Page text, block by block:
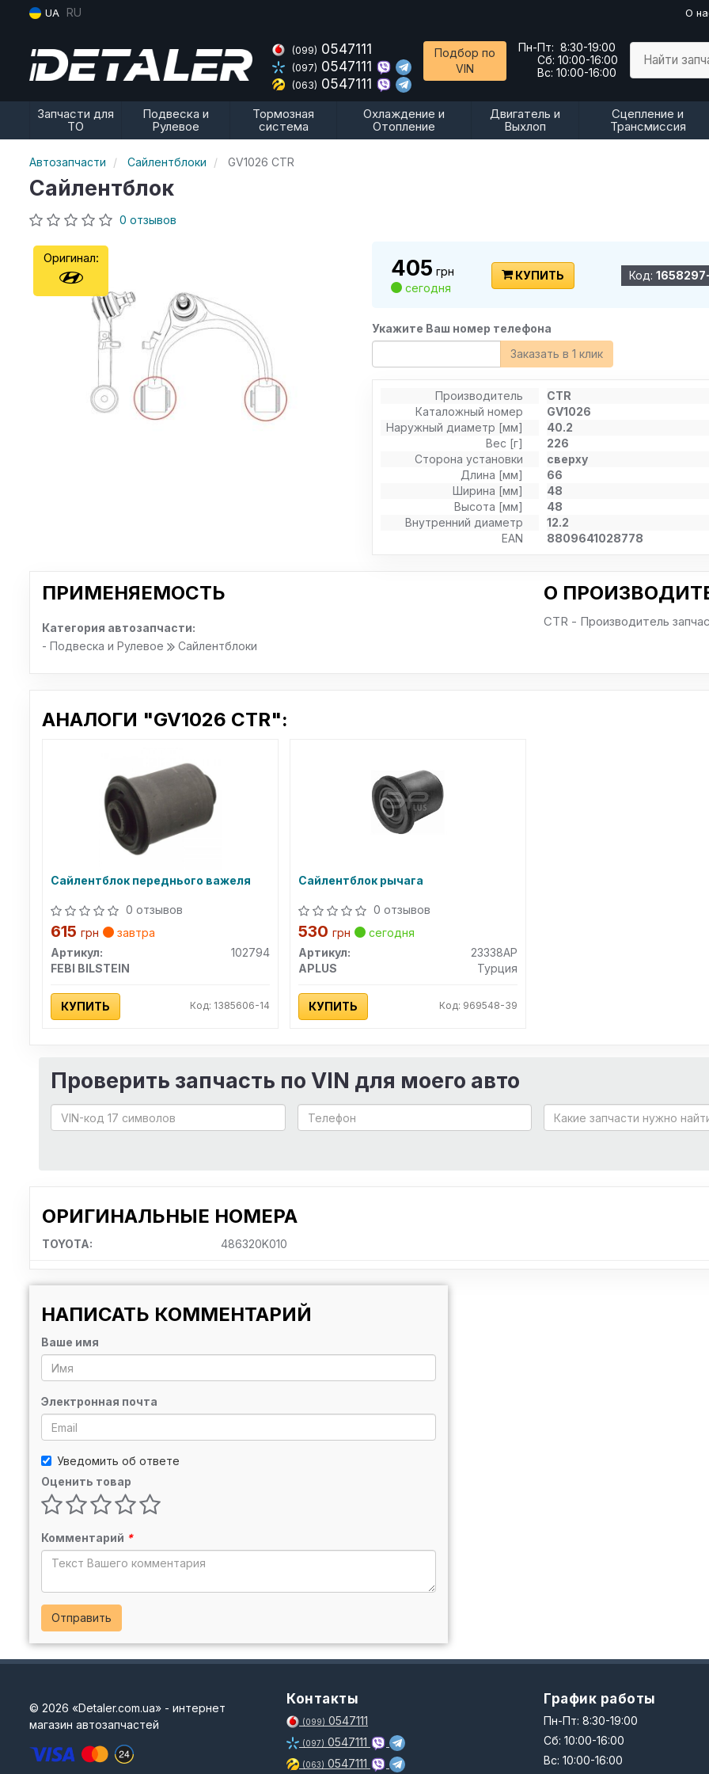
UA RU О
(099) 0547111
(097) 0547111
(063) 0547111
Подбор по
VIN
Пн-Пт: 8:30-19:00
Сб: 10:00-16:00
Вс: 10:00-16:00
Найти
Запчасти для
ТО
Подвеска и
Рулевое
Тормозная
система
Охлаждение и
Отопление
Двигатель и
Выхлоп
Сцепление и
Трансмиссия
Автозапчасти Сайлентблоки GV1026 CTR
Сайлентблок
0 отзывов
Оригинал: 405 грн
сегодня
КУПИТЬ Код:
Укажите Ваш номер телефона
Заказать в 1 клик
Производитель
CTR
Каталожный номер
GV1026
Наружный диаметр [мм]
40.2
Вес [г]
226
Сторона установки
сверху
Длина [мм]
66
Ширина [мм]
48
Высота [мм]
48
Внутренний диаметр
12.2
EAN
8809641028778
ПРИМЕНЯЕМОСТЬ
Категория автозапчасти:
- Подвеска и Рулевое
Сайлентблоки
О
CTR - Производитель
АНАЛОГИ "GV1026 CTR":
Сайлентблок переднього важеля
0 отзывов
615 грн
завтра
Артикул:
102794
FEBI BILSTEIN
КУПИТЬ Код: 1385606-14
Сайлентблок рычага
0 отзывов
530 грн
сегодня
Артикул:
23338AP
APLUS
Турция
КУПИТЬ Код: 969548-39
Проверить запчасть по VIN для моего авто
ОРИГИНАЛЬНЫЕ НОМЕРА
TOYOTA: 486320K010
НАПИСАТЬ КОММЕНТАРИЙ
Ваше имя
Электронная почта
Уведомить об ответе
Оценить товар
Комментарий *
Отправить
© 2026 «Detaler.com.ua» - интернет
магазин автозапчастей
Контакты
(099) 0547111
(097) 0547111
(063) 0547111
График работы
Пн-Пт: 8:30-19:00
Сб: 10:00-16:00
Вс: 10:00-16:00